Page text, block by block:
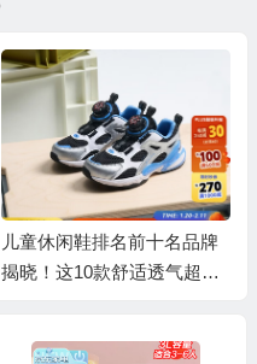
儿童休闲鞋排名前十名品牌
揭晓！这10款舒适透气超好